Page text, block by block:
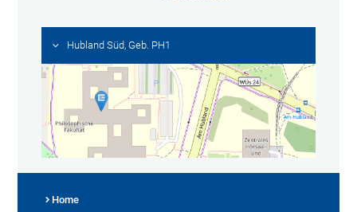
Hubland Süd, Geb. PH1
Home